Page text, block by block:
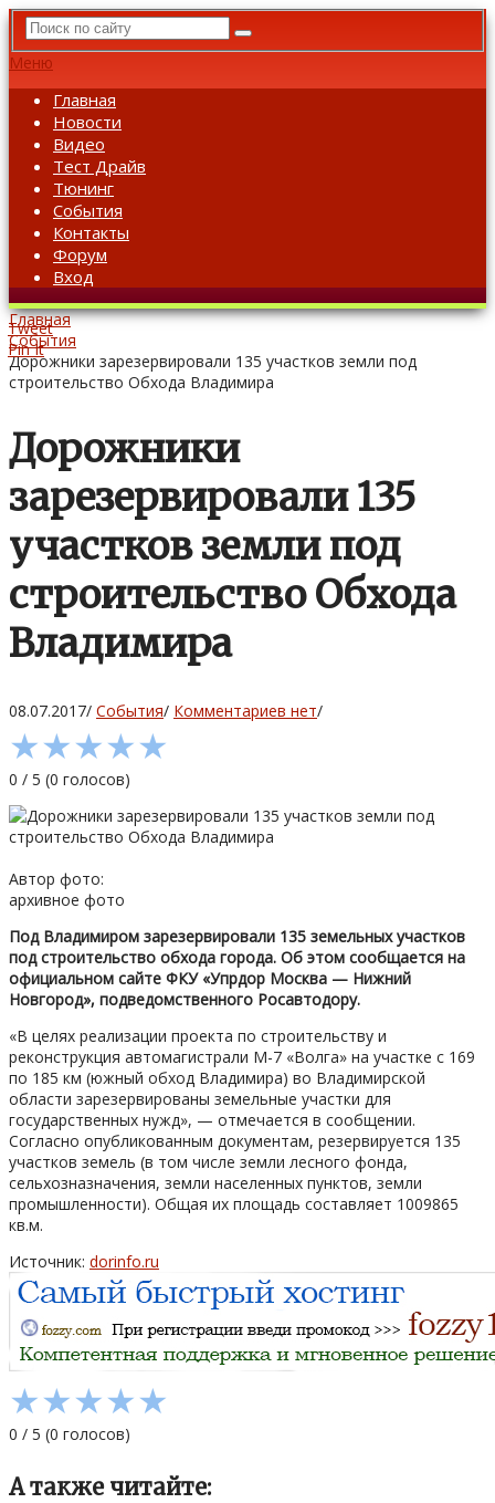
Меню
Главная
Новости
Видео
Тест Драйв
Тюнинг
События
Контакты
Форум
Вход
Главная
События
Дорожники зарезервировали 135 участков земли под
строительство Обхода Владимира
Дорожники
зарезервировали 135
участков земли под
строительство Обхода
Владимира
08.07.2017/ События/ Комментариев нет/
★★★★★
0 / 5 (0 голосов)
Автор фото:
архивное фото
Под Владимиром зарезервировали 135 земельных участков
под строительство обхода города. Об этом сообщается на
официальном сайте ФКУ «Упрдор Москва — Нижний
Новгород», подведомственного Росавтодору.
«В целях реализации проекта по строительству и
реконструкция автомагистрали М-7 «Волга» на участке с 169
по 185 км (южный обход Владимира) во Владимирской
области зарезервированы земельные участки для
государственных нужд», — отмечается в сообщении.
Согласно опубликованным документам, резервируется 135
участков земель (в том числе земли лесного фонда,
сельхозназначения, земли населенных пунктов, земли
промышленности). Общая их площадь составляет 1009865
кв.м.
Источник: dorinfo.ru
★★★★★
0 / 5 (0 голосов)
Tweet
Pin It
А также читайте: